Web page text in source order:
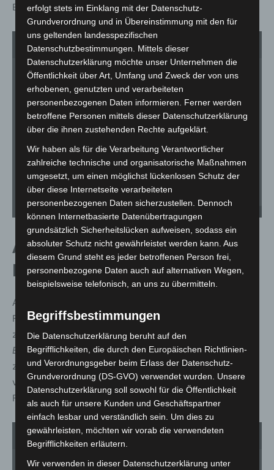
Einsatzfahrzeugen und informierten über ihre Arbeit.
Vorführung Verkehrsunfall / Rettung. - Foto: Feuerwehr Garbsen
Abendliche Zeltparty mit
Livemusik und DJ
Am Samstagabend feierte Garbsen ausgelassen im
Festzelt. Die Classic-Rock-Coverband
zunächst für musikalische Highlights, bevor DJ
Eventsbis in die frühen Morgenstunden die Tanzfläche
zum Beben brachte. Die Stimmung war ausgelassen –
viele Gäste nutzten die Gelegenheit, gemeinsam mit den
Feuerwehrkameradinnen und -kameraden zu feiern.
1von 1
erfolgt stets im Einklang mit der Datenschutz-
Grundverordnung und in Übereinstimmung mit den für
uns geltenden landesspezifischen
Datenschutzbestimmungen. Mittels dieser
Datenschutzerklärung möchte unser Unternehmen die
Öffentlichkeit über Art, Umfang und Zweck der von uns
erhobenen, genutzten und verarbeiteten
personenbezogenen Daten informieren. Ferner werden
betroffene Personen mittels dieser Datenschutzerklärung
über die ihnen zustehenden Rechte aufgeklärt.
Wir haben als für die Verarbeitung Verantwortlicher
zahlreiche technische und organisatorische Maßnahmen
umgesetzt, um einen möglichst lückenlosen Schutz der
über diese Internetseite verarbeiteten
personenbezogenen Daten sicherzustellen. Dennoch
können Internetbasierte Datenübertragungen
grundsätzlich Sicherheitslücken aufweisen, sodass ein
absoluter Schutz nicht gewährleistet werden kann. Aus
diesem Grund steht es jeder betroffenen Person frei,
personenbezogene Daten auch auf alternativen Wegen,
beispielsweise telefonisch, an uns zu übermitteln.
Begriffsbestimmungen
Die Datenschutzerklärung beruht auf den
Begrifflichkeiten, die durch den Europäischen Richtlinien-
und Verordnungsgeber beim Erlass der Datenschutz-
Grundverordnung (DS-GVO) verwendet wurden. Unsere
Datenschutzerklärung soll sowohl für die Öffentlichkeit
als auch für unsere Kunden und Geschäftspartner
einfach lesbar und verständlich sein. Um dies zu
gewährleisten, möchten wir vorab die verwendeten
Begrifflichkeiten erläutern.
Wir verwenden in dieser Datenschutzerklärung unter